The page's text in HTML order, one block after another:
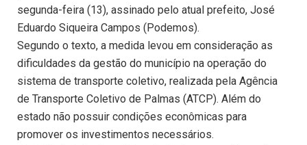
segunda-feira (13), assinado pelo atual prefeito, José
Eduardo Siqueira Campos (Podemos).
Segundo o texto, a medida levou em consideração as
dificuldades da gestão do município na operação do
sistema de transporte coletivo, realizada pela Agência
de Transporte Coletivo de Palmas (ATCP). Além do
estado não possuir condições econômicas para
promover os investimentos necessários.